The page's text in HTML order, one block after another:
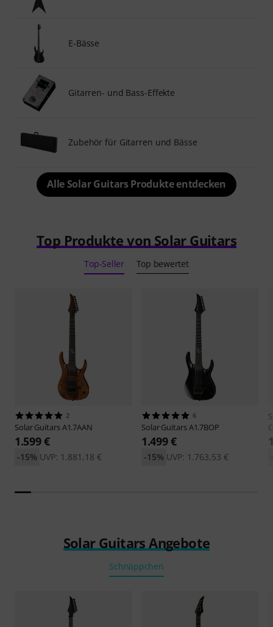
E-Bässe
Gitarren- und Bass-Effekte
Zubehör für Gitarren und Bässe
Alle Solar Guitars Produkte entdecken
Top Produkte von Solar Guitars
Top-Seller Top bewertet
2
Solar GuitarsA1.7AAN
1.599 €
UVP: 1.881,18 €
-15%
6
Solar GuitarsA1.7BOP
1.499 €
UVP: 1.763,53 €
-15%
Solar Guitars Angebote
Schnäppchen